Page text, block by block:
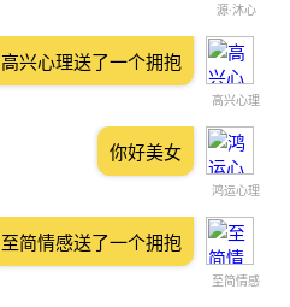
源·沐心
高兴心理
高兴心理送了一个拥抱
鸿运心理
你好美女
至简情感
至简情感送了一个拥抱